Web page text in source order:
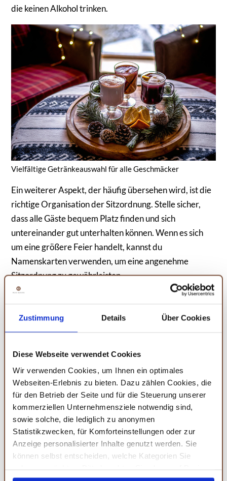
Zustimmung Details Über Cookies
Diese Webseite verwendet Cookies
Wir verwenden Cookies, um Ihnen ein optimales
Webseiten-Erlebnis zu bieten. Dazu zählen Cookies, die
für den Betrieb der Seite und für die Steuerung unserer
kommerziellen Unternehmensziele notwendig sind,
sowie solche, die lediglich zu anonymen
Statistikzwecken, für Komforteinstellungen oder zur
Anzeige personalisierter Inhalte genutzt werden. Sie
können selbst entscheiden, welche Kategorien Sie
die keinen Alkohol trinken.
Vielfältige Getränkeauswahl für alle Geschmäcker
Ein weiterer Aspekt, der häufig übersehen wird, ist die
richtige Organisation der Sitzordnung. Stelle sicher,
dass alle Gäste bequem Platz finden und sich
untereinander gut unterhalten können. Wenn es sich
um eine größere Feier handelt, kannst du
Namenskarten verwenden, um eine angenehme
Sitzordnung zu gewährleisten.
Für einen Hauch von Kreativität und DIY kannst du die
IZyufan Cake Pop Stiele verwenden, um kleine Snacks
Kreationen, die du auf deiner Feier anbieten möchtest.
Ein Mix aus traditioneller und moderner Dekoration
kann den Raum in eine festliche Oase verwandeln. Die
TUPARKA künstlichen Stechpalmenbeeren sind eine
hervorragende Ergänzung für Kränze oder als
Tischdekoration. Sie bringen Farbe und Textur in die
Dekoration und sind vielseitig einsetzbar.